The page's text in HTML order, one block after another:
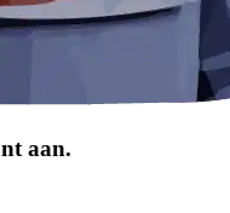
aan.